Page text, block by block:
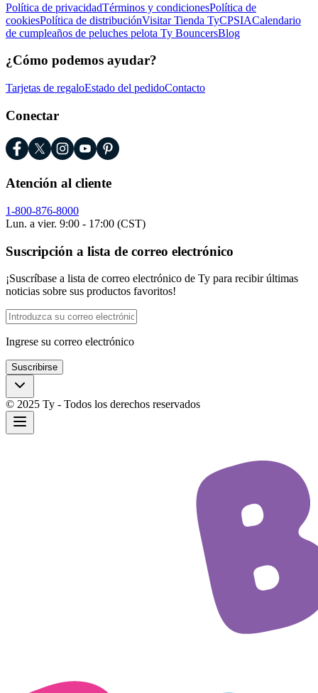
Política de privacidadTérminos y condicionesPolítica de
cookiesPolítica de distribuciónVisitar Tienda TyCPSIACalendario
de cumpleaños de peluches pelota Ty BouncersBlog
¿Cómo podemos ayudar?
Tarjetas de regaloEstado del pedidoContacto
Conectar
Atención al cliente
1-800-876-8000
Lun. a vier. 9:00 - 17:00 (CST)
Suscripción a lista de correo electrónico
¡Suscríbase a lista de correo electrónico de Ty para recibir últimas
noticias sobre sus productos favoritos!
Ingrese su correo electrónico
Suscribirse
© 2025 Ty - Todos los derechos reservados